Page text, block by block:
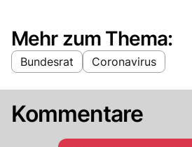
Mehr zum Thema:
Bundesrat Coronavirus
Kommentare